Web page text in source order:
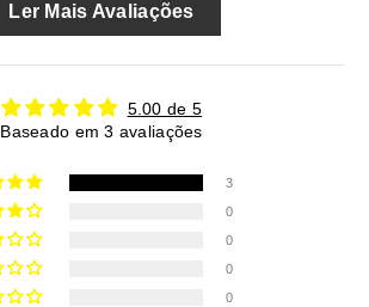
Ler Mais Avaliações
5.00 de 5
Baseado em 3 avaliações
3
0
0
0
0